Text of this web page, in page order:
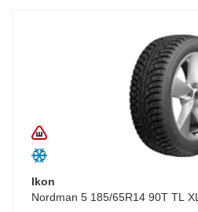
Ikon
Nordman 5 185/65R14 90T TL XL